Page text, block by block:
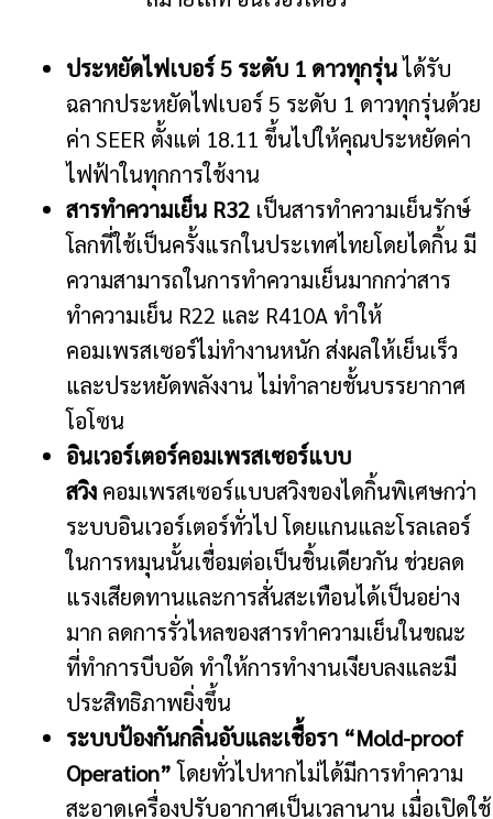
ประหยัดไฟเบอร์ 5 ระดับ 1 ดาวทุกรุ่นได้รับ
ฉลากประหยัดไฟเบอร์ 5 ระดับ 1 ดาวทุกรุ่นด้วย
ค่า SEER ตั้งแต่ 18.11 ขึ้นไปให้คุณประหยัดค่า
ไฟฟ้าในทุกการใช้งาน
สารทำความเย็น R32 เป็นสารทำความเย็นรักษ์
โลกที่ใช้เป็นครั้งแรกในประเทศไทยโดยไดกิ้น มี
ความสามารถในการทำความเย็นมากกว่าสาร
ทำความเย็น R22 และ R410A ทำให้
คอมเพรสเซอร์ไม่ทำงานหนัก ส่งผลให้เย็นเร็ว
และประหยัดพลังงาน ไม่ทำลายชั้นบรรยากาศ
โอโซน
อินเวอร์เตอร์คอมเพรสเซอร์แบบ
สวิง คอมเพรสเซอร์แบบสวิงของไดกิ้นพิเศษกว่า
ระบบอินเวอร์เตอร์ทั่วไป โดยแกนและโรลเลอร์
ในการหมุนนั้นเชื่อมต่อเป็นชิ้นเดียวกัน ช่วยลด
แรงเสียดทานและการสั่นสะเทือนได้เป็นอย่าง
มาก ลดการรั่วไหลของสารทำความเย็นในขณะ
ที่ทำการบีบอัด ทำให้การทำงานเงียบลงและมี
ประสิทธิภาพยิ่งขึ้น
ระบบป้องกันกลิ่นอับและเชื้อรา “Mold-proof
Operation”โดยทั่วไปหากไม่ได้มีการทำความ
สะอาดเครื่องปรับอากาศเป็นเวลานาน เมื่อเปิดใช้